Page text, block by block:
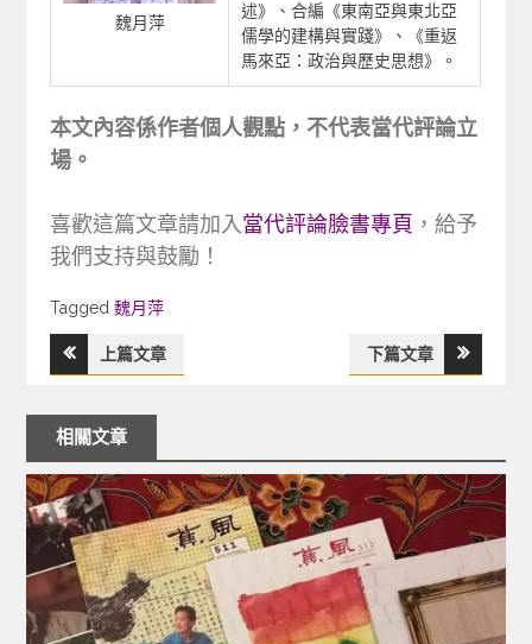
魏月萍
述》、合編《東南亞與東北亞
儒學的建構與實踐》、《重返
馬來亞：政治與歷史思想》。
本文內容係作者個人觀點，不代表當代評論立
場。
喜歡這篇文章請加入當代評論臉書專頁 ，給予
我們支持與鼓勵！
Tagged
Tagged魏月萍
文
章
導
覽
上篇文章 下篇文章
相關文章